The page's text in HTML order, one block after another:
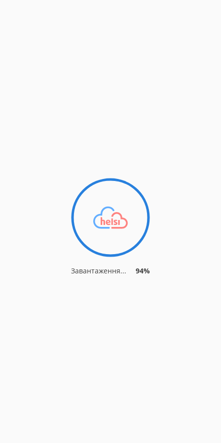
Завантаження... 94%